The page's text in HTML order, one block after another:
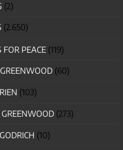
(2)
(2.650)
FOR PEACE (119)
(60)
(103)
GREENWOOD (273)
(10)